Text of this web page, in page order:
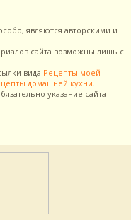
являются авторскими и
сайта возможны лишь с
вида Рецепты моей
домашней кухни.
указание сайта